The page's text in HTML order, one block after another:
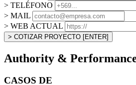
> TELÉFONO
> MAIL
> WEB ACTUAL
> COTIZAR PROYECTO [ENTER]
Authority &
CASOS DE